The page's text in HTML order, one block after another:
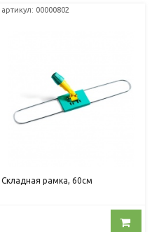
артикул: 00000802
Складная рамка, 60см